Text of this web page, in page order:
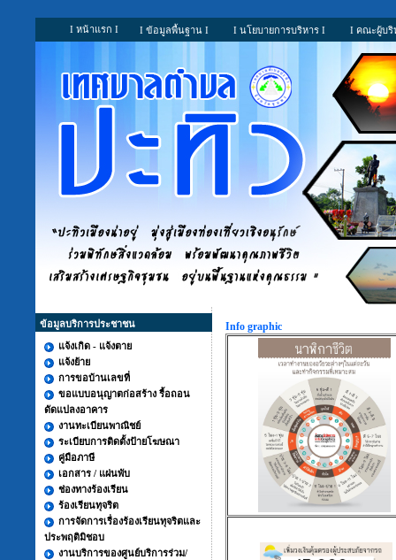
I หน้าแรก I I ข้อมูลพื้นฐาน I I นโยบายการบริหาร I I คณะผู้บริ
ข้อมูลบริการประชาชน
แจ้งเกิด - แจ้งตาย
แจ้งย้าย
การขอบ้านเลขที่
ขอแบบอนุญาตก่อสร้าง รื้อถอน
ดัดแปลงอาคาร
งานทะเบียนพาณิชย์
ระเบียบการติดตั้งป้ายโฆษณา
คู่มือภาษี
เอกสาร / แผ่นพับ
ช่องทางร้องเรียน
ร้องเรียนทุจริต
การจัดการเรื่องร้องเรียนทุจริตและ
ประพฤติมิชอบ
งานบริการของศูนย์บริการร่วม/
Info graphic